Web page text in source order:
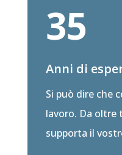
35
Anni di
Si può dire che
lavoro. Da oltre
supporta il